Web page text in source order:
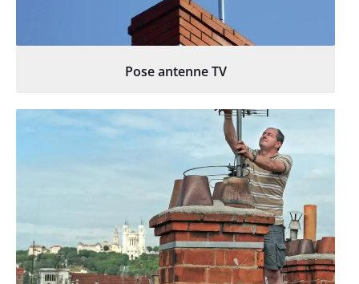
Pose antenne TV